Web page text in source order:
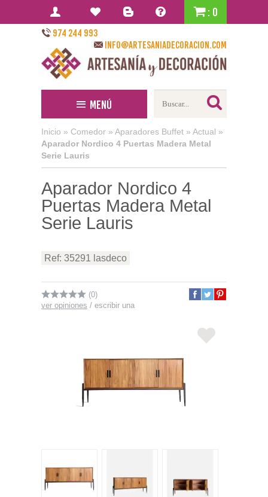
: 0
974 244 993
info@artesaniadecoracion.com
Menú
Inicio » Comedor » Aparadores Buffet » Actual »
Aparador Nordico 4 Puertas Madera Metal
Serie Lauris
Aparador Nordico 4
Puertas Madera Metal
Serie Lauris
Ref: 35291 lasdeco
(0)
ver opiniones / escribir una